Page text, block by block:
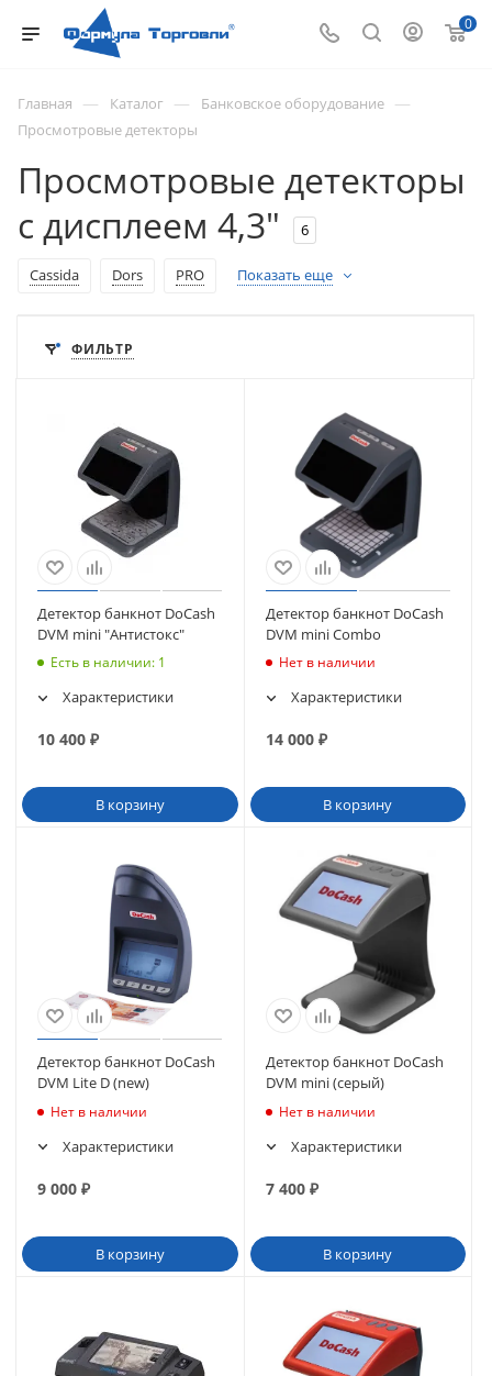
0
Главная — Каталог — Банковское оборудование —
Просмотровые детекторы
Просмотровые детекторы
с дисплеем 4,3"
6
Cassida Dors PRO Показать еще
ФИЛЬТР
Детектор банкнот DoCash
DVM mini "Антистокс"
Есть в наличии: 1
Характеристики
10 400 ₽
В корзину
Детектор банкнот DoCash
DVM mini Combo
Нет в наличии
Характеристики
14 000₽
В корзину
Детектор банкнот DoCash
DVM Lite D (new)
Нет в наличии
Характеристики
9 000 ₽
В корзину
Детектор банкнот DoCash
DVM mini (серый)
Нет в наличии
Характеристики
7 400₽
В корзину